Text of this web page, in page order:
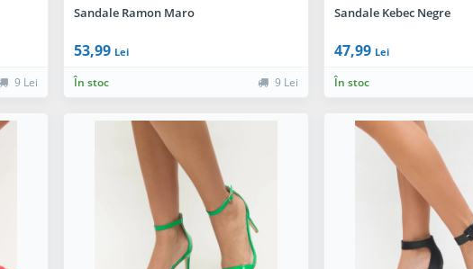
9 Lei
Sandale Ramon Maro
53,99 Lei
În stoc 9 Lei
Sandale Kebec Negre
47,99 Lei
În stoc